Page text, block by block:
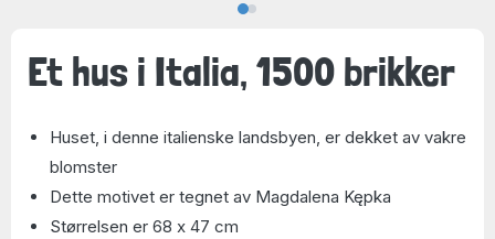
Et hus i Italia, 1500 brikker
Huset, i denne italienske landsbyen, er dekket av vakre
blomster
Dette motivet er tegnet av Magdalena Kępka
Størrelsen er 68 x 47 cm